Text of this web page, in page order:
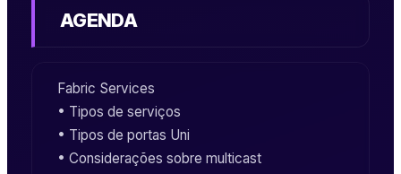
AGENDA
Fabric Services
• Tipos de serviços
• Tipos de portas Uni
• Considerações sobre multicast